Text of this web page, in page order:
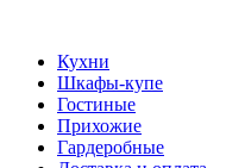
Кухни
Шкафы-купе
Гостиные
Прихожие
Гардеробные